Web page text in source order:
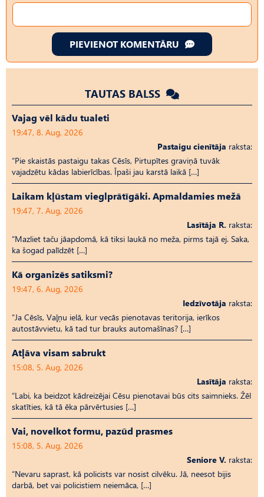
PIEVIENOT KOMENTĀRU
TAUTAS BALSS
Vajag vēl kādu tualeti
19:47, 8. Aug, 2026
Pastaigu cienītāja raksta:
“Pie skaistās pastaigu takas Cēsīs, Pirtupītes graviņā tuvāk
vajadzētu kādas labierīcības. Īpaši jau karstā laikā […]
Laikam kļūstam vieglprātīgāki. Apmaldamies mežā
19:47, 7. Aug, 2026
Lasītāja R. raksta:
“Mazliet taču jāapdomā, kā tiksi laukā no meža, pirms tajā ej. Saka,
ka šogad palīdzēt […]
Kā organizēs satiksmi?
19:47, 6. Aug, 2026
Iedzīvotāja raksta:
“Ja Cēsīs, Vaļņu ielā, kur vecās pienotavas teritorija, ierīkos
autostāvvietu, kā tad tur brauks automašīnas? […]
Atļāva visam sabrukt
15:08, 5. Aug, 2026
Lasītāja raksta:
“Labi, ka beidzot kādreizējai Cēsu pienotavai būs cits saimnieks. Žēl
skatīties, kā tā ēka pārvērtusies […]
Vai, novelkot formu, pazūd prasmes
15:08, 5. Aug, 2026
Seniore V. raksta:
“Nevaru saprast, kā policists var nosist cilvēku. Jā, neesot bijis
darbā, bet vai policistiem neiemāca, […]